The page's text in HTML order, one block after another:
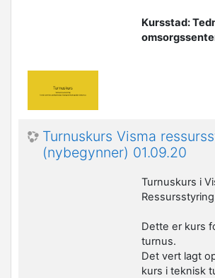
Kursstad:
Turnuskurs Visma
(nybegynner) 01.09.20
Turnuskurs i
Ressursstyring
Dette er kurs
turnus.
Det vert lagt
kurs i teknisk